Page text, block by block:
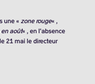
une « zone rouge« ,
août« , en l’absence
21 mai le directeur